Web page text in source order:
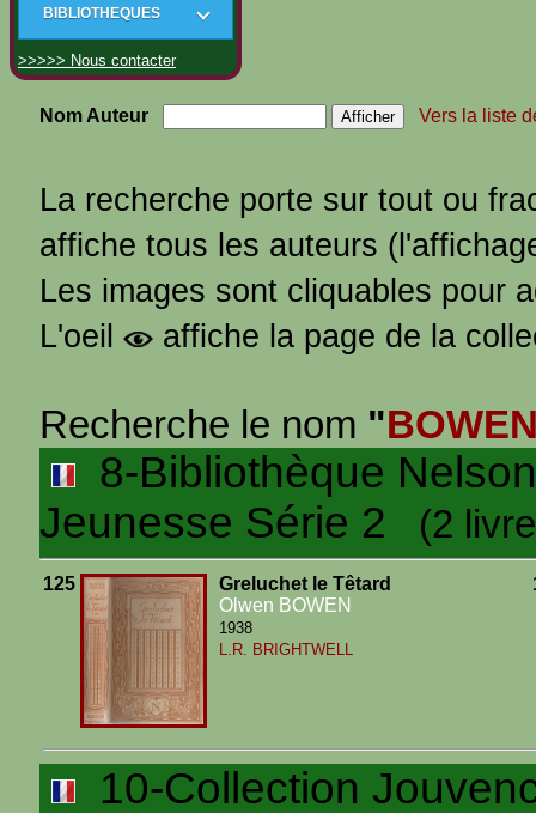
BIBLIOTHEQUES
>>>>> Nous contacter
Nom Auteur Vers la liste
La recherche porte sur tout ou
affiche tous les auteurs
Les images sont cliquables pour
L'oeil
affiche la page de la
Recherche le nom "
8-Bibliothèque
Jeunesse Série 2 (2
125
Greluchet le Têtard
Olwen BOWEN
1938
L.R. BRIGHTWELL
10-Collection